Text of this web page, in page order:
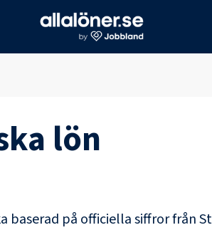
lön
baserad på officiella siffror från